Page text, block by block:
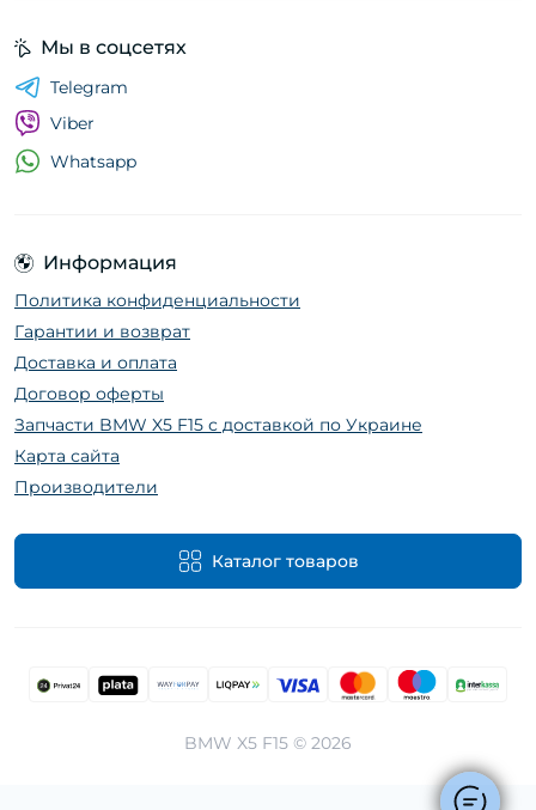
Информация
Политика конфиденциальности
Гарантии и возврат
Доставка и оплата
Договор оферты
Запчасти BMW X5 F15 с доставкой по Украине
Карта сайта
Производители
Каталог товаров
Мы в соцсетях
Telegram
Viber
Whatsapp
BMW X5 F15 © 2026